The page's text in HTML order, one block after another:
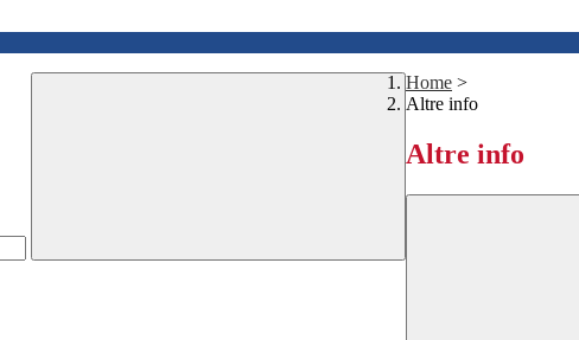
Home >
Altre info
Altre info